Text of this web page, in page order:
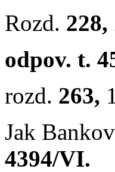
Rozd. 228,
odpov. t.
rozd. 263,
Jak
4394/VI.